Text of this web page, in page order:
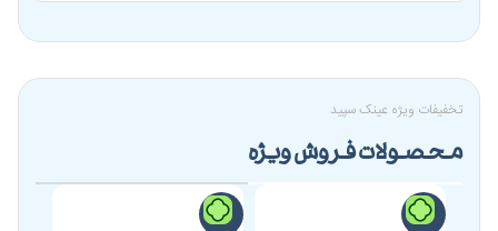
تخفیفات ویژه عینک سپید
محصولات فروش ویژه
-11%
-11%